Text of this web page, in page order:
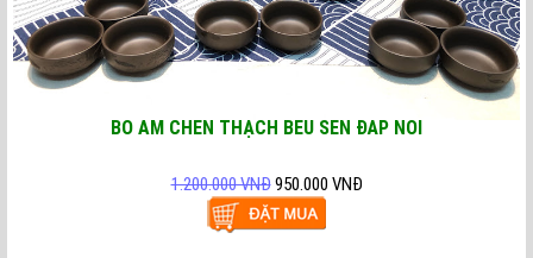
BÔ ẤM CHÉN THẠCH BỀU SEN ĐẮP NỔI
1.200.000 VNĐ950.000 VNĐ